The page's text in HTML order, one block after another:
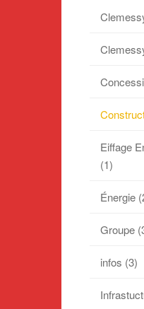
Eiffage
(1)
Énergie
Groupe
infos (3)